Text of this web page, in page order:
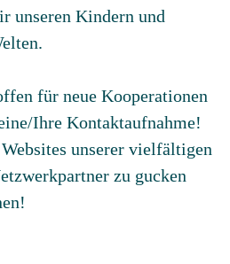
unseren Kindern und
für neue Kooperationen
Ihre Kontaktaufnahme!
unserer vielfältigen
zu gucken